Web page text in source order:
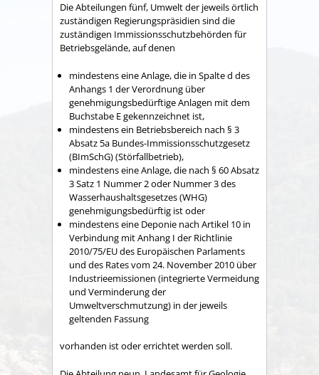
Die Abteilungen fünf, Umwelt der jeweils örtlich
zuständigen Regierungspräsidien sind die
zuständigen Immissionsschutzbehörden für
Betriebsgelände, auf denen
mindestens eine Anlage, die in Spalte d des
Anhangs 1 der Verordnung über
genehmigungsbedürftige Anlagen mit dem
Buchstabe E gekennzeichnet ist,
mindestens ein Betriebsbereich nach § 3
Absatz 5a Bundes-Immissionsschutzgesetz
(BImSchG) (Störfallbetrieb),
mindestens eine Anlage, die nach § 60 Absatz
3 Satz 1 Nummer 2 oder Nummer 3 des
Wasserhaushaltsgesetzes (WHG)
genehmigungsbedürftig ist oder
mindestens eine Deponie nach Artikel 10 in
Verbindung mit Anhang I der Richtlinie
2010/75/EU des Europäischen Parlaments
und des Rates vom 24. November 2010 über
Industrieemissionen (integrierte Vermeidung
und Verminderung der
Umweltverschmutzung) in der jeweils
geltenden Fassung
vorhanden ist oder errichtet werden soll.